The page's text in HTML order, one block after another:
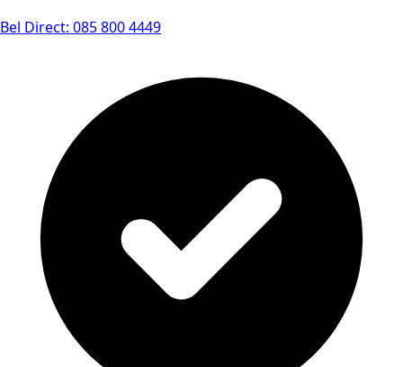
Bel Direct: 085 800 4449